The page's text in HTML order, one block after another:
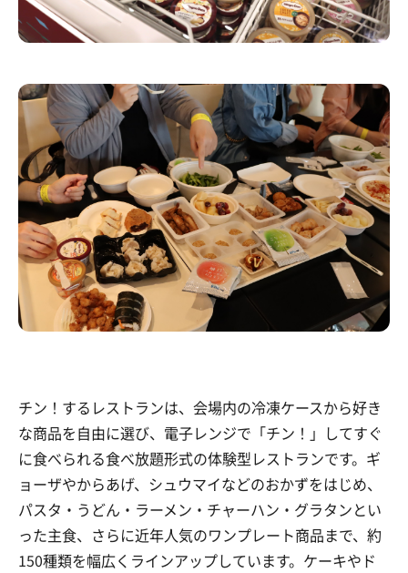
チン！するレストランは、会場内の冷凍ケースから好き
な商品を自由に選び、電子レンジで「チン！」してすぐ
に食べられる食べ放題形式の体験型レストランです。ギ
ョーザやからあげ、シュウマイなどのおかずをはじめ、
パスタ・うどん・ラーメン・チャーハン・グラタンとい
った主食、さらに近年人気のワンプレート商品まで、約
150種類を幅広くラインアップしています。ケーキやド